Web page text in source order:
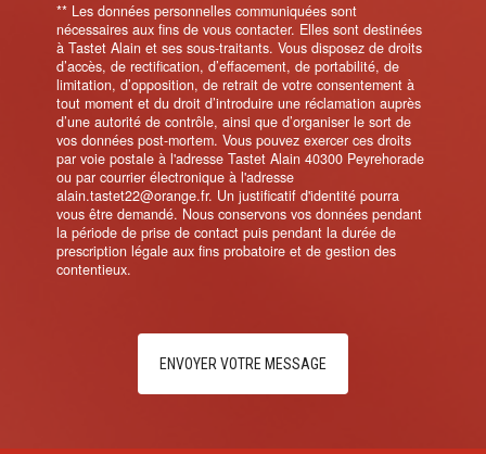
** Les données personnelles communiquées sont
nécessaires aux fins de vous contacter. Elles sont destinées
à Tastet Alain et ses sous-traitants. Vous disposez de droits
d’accès, de rectification, d’effacement, de portabilité, de
limitation, d’opposition, de retrait de votre consentement à
tout moment et du droit d’introduire une réclamation auprès
d’une autorité de contrôle, ainsi que d’organiser le sort de
vos données post-mortem. Vous pouvez exercer ces droits
par voie postale à l'adresse Tastet Alain 40300 Peyrehorade
ou par courrier électronique à l'adresse
alain.tastet22@orange.fr. Un justificatif d'identité pourra
vous être demandé. Nous conservons vos données pendant
la période de prise de contact puis pendant la durée de
prescription légale aux fins probatoire et de gestion des
contentieux.
ENVOYER VOTRE MESSAGE